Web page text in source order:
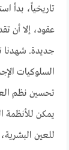
تاريخياً، بدأ
عقود، إلا أن
جديدة. شهدنا
السلوكيات
تحسين نظم
يمكن للأنظمة
للعين